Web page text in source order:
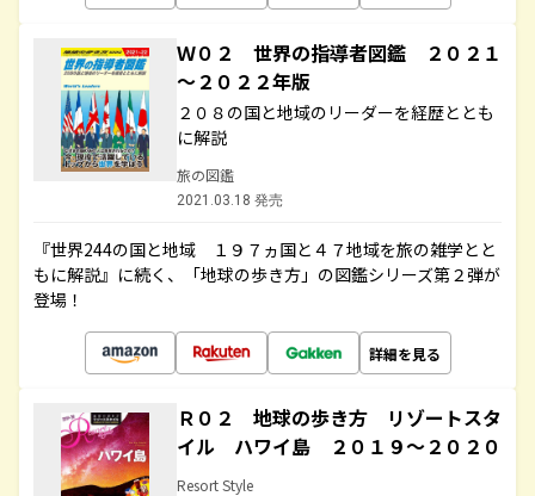
Ｗ０２ 世界の指導者図鑑 ２０２１
～２０２２年版
２０８の国と地域のリーダーを経歴ととも
に解説
旅の図鑑
2021.03.18 発売
『世界244の国と地域 １９７ヵ国と４７地域を旅の雑学とと
もに解説』に続く、「地球の歩き方」の図鑑シリーズ第２弾が
登場！
詳細を見る
Ｒ０２ 地球の歩き方 リゾートスタ
イル ハワイ島 ２０１９～２０２０
Resort Style